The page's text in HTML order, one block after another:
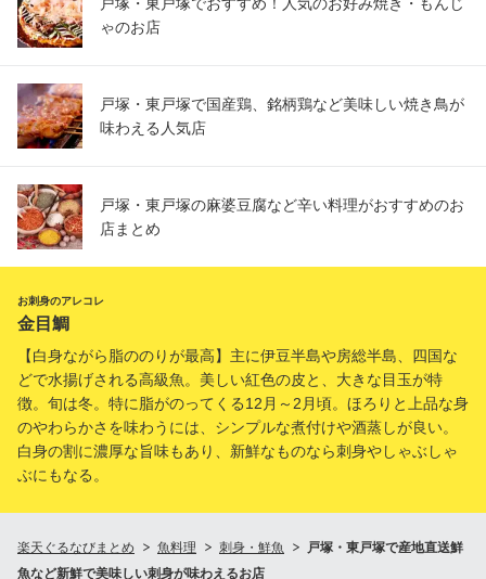
ゃのお店
戸塚・東戸塚で国産鶏、銘柄鶏など美味しい焼き鳥が
味わえる人気店
戸塚・東戸塚の麻婆豆腐など辛い料理がおすすめのお
店まとめ
お刺身のアレコレ
金目鯛
【白身ながら脂ののりが最高】主に伊豆半島や房総半島、四国な
どで水揚げされる高級魚。美しい紅色の皮と、大きな目玉が特
徴。旬は冬。特に脂がのってくる12月～2月頃。ほろりと上品な身
のやわらかさを味わうには、シンプルな煮付けや酒蒸しが良い。
白身の割に濃厚な旨味もあり、新鮮なものなら刺身やしゃぶしゃ
ぶにもなる。
楽天ぐるなびまとめ 魚料理 刺身・鮮魚
戸塚・東戸塚で産地直送鮮
魚など新鮮で美味しい刺身が味わえるお店